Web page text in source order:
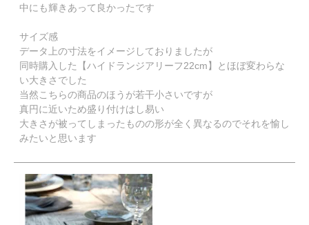
中にも輝きあって良かったです
サイズ感
データ上の寸法をイメージしておりましたが
同時購入した【ハイドランジアリーフ22cm】とほぼ変わらな
い大きさでした
当然こちらの商品のほうが若干小さいですが
真円に近いため盛り付けはし易い
大きさが被ってしまったものの形が全く異なるのでそれを愉し
みたいと思います